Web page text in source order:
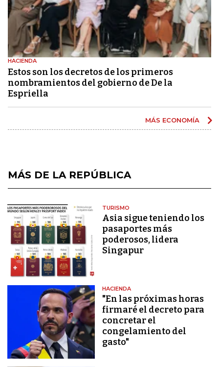
HACIENDA
Estos son los decretos de los primeros
nombramientos del gobierno de De la
Espriella
MÁS ECONOMÍA
MÁS DE LA REPÚBLICA
TURISMO
Asia sigue teniendo los
pasaportes más
poderosos, lidera
Singapur
HACIENDA
"En las próximas horas
firmaré el decreto para
concretar el
congelamiento del
gasto"